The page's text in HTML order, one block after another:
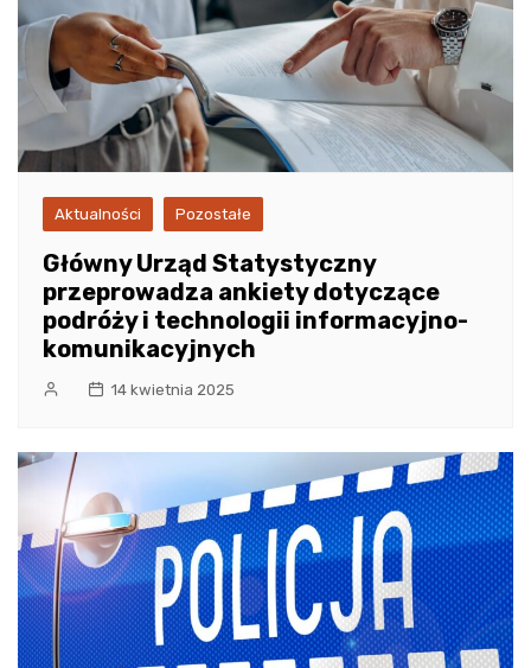
Aktualności Pozostałe
Główny Urząd Statystyczny
przeprowadza ankiety dotyczące
podróży i technologii informacyjno-
komunikacyjnych
14 kwietnia 2025